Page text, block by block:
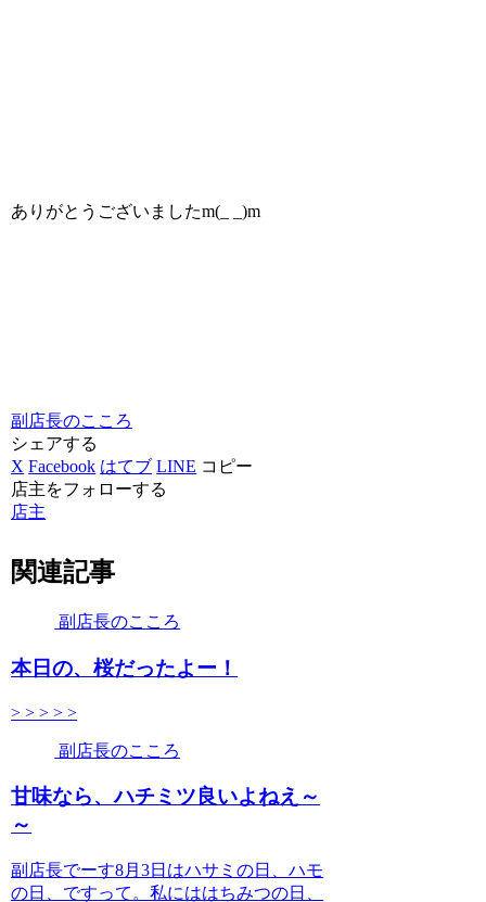
ありがとうございましたm(_ _)m
副店長のこころ
シェアする
X Facebook はてブ LINE コピー
店主をフォローする
店主
関連記事
副店長のこころ
本日の、桜だったよー！
> > > > >
副店長のこころ
甘味なら、ハチミツ良いよねえ～
～
副店長でーす8月3日はハサミの日、ハモ
の日、ですって。私にははちみつの日、